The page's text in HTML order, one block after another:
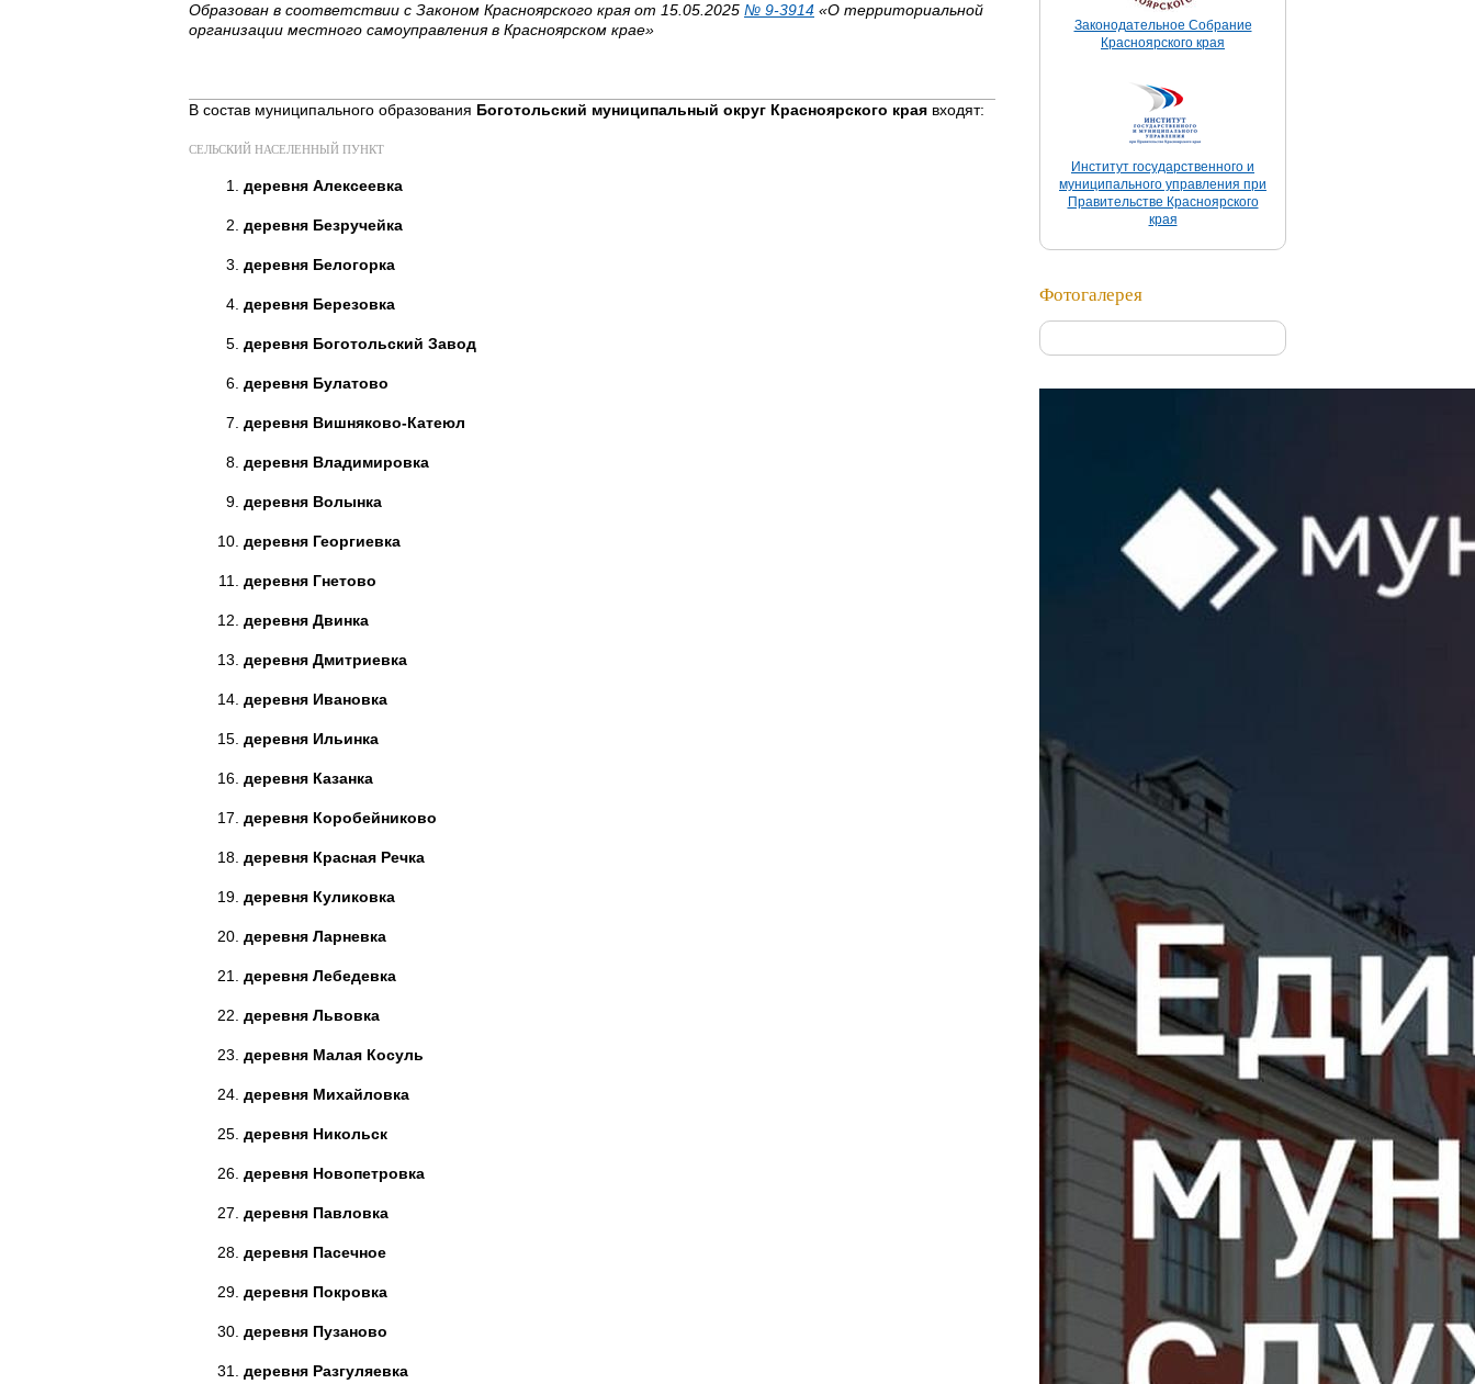
Образован в соответствии с Законом Красноярского края от 15.05.2025 № 9-3914 «О территориальной
организации местного самоуправления в Красноярском крае»
В состав муниципального образования Боготольский муниципальный округ Красноярского края входят:
СЕЛЬСКИЙ НАСЕЛЕННЫЙ ПУНКТ
деревня Алексеевка
деревня Безручейка
деревня Белогорка
деревня Березовка
деревня Боготольский Завод
деревня Булатово
деревня Вишняково-Катеюл
деревня Владимировка
деревня Волынка
деревня Георгиевка
деревня Гнетово
деревня Двинка
деревня Дмитриевка
деревня Ивановка
деревня Ильинка
деревня Казанка
деревня Коробейниково
деревня Красная Речка
деревня Куликовка
деревня Ларневка
деревня Лебедевка
деревня Львовка
деревня Малая Косуль
деревня Михайловка
деревня Никольск
деревня Новопетровка
деревня Павловка
деревня Пасечное
деревня Покровка
деревня Пузаново
деревня Разгуляевка
Законодательное Собрание
Красноярского края
Институт государственного и
муниципального управления при
Правительстве Красноярского
края
Фотогалерея